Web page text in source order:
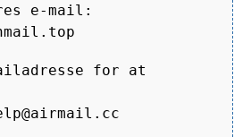
e-mail:
for at